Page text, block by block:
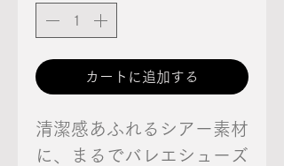
カートに追加する
清潔感あふれるシアー素材
に、まるでバレエシューズ